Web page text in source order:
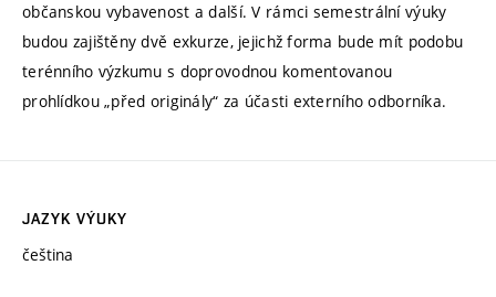
občanskou vybavenost a další. V rámci semestrální výuky
budou zajištěny dvě exkurze, jejichž forma bude mít podobu
terénního výzkumu s doprovodnou komentovanou
prohlídkou „před originály“ za účasti externího odborníka.
JAZYK VÝUKY
čeština